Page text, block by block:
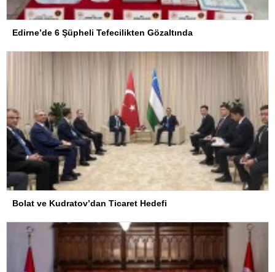
Edirne’de 6 Şüpheli Tefecilikten Gözaltında
Bolat ve Kudratov’dan Ticaret Hedefi